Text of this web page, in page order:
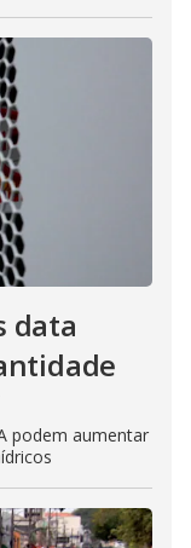
data
podem aumentar